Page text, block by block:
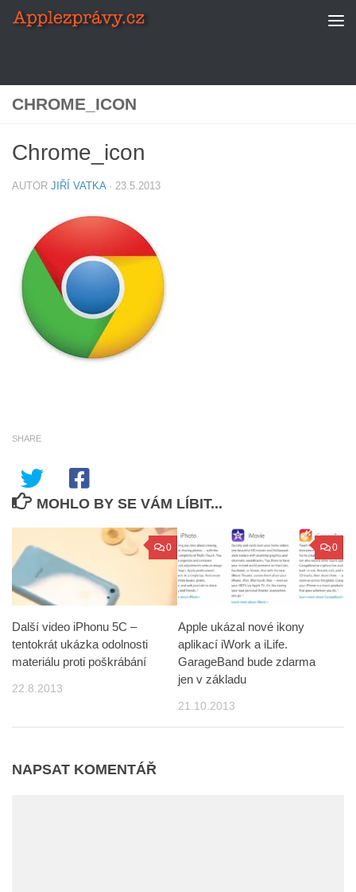
Skip to content
CHROME_ICON
Chrome_icon
AUTOR JIŘÍ VATKA · 23.5.2013
SHARE
MOHLO BY SE VÁM LÍBIT...
0
Další video iPhonu 5C –
tentokrát ukázka odolnosti
materiálu proti poškrábání
22.8.2013
0
Apple ukázal nové ikony
aplikací iWork a iLife.
GarageBand bude zdarma
jen v základu
21.10.2013
NAPSAT KOMENTÁŘ